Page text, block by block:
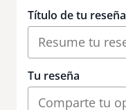
Título de tu reseña
Tu reseña